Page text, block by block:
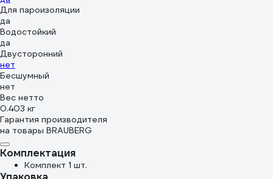
Для пароизоляции
да
Водостойкий
да
Двусторонний
нет
Бесшумный
нет
Вес нетто
0.403 кг
Гарантия производителя
на товары BRAUBERG
Комплектация
Комплект 1 шт.